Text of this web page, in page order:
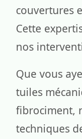
couvertures
Cette
nos
Que vous
tuiles
fibrociment,
techniques